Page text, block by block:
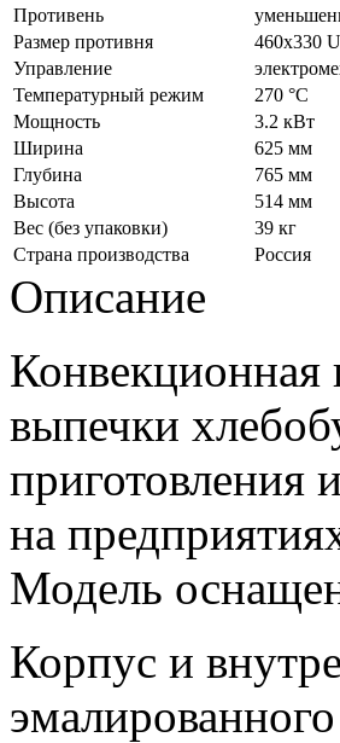
Противень
Размер противня
460х330
Управление
Температурный режим
270 °С
Мощность
3.2 кВт
Ширина
625 мм
Глубина
765 мм
Высота
514 мм
Вес (без упаковки)
39 кг
Страна производства
Россия
Описание
Конвекционная
выпечки
приготовления
на
Модель
Корпус и